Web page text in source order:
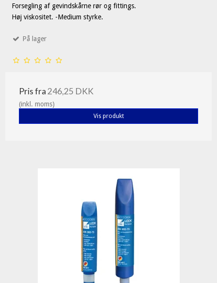
Forsegling af gevindskårne rør og fittings.
Høj viskositet. -Medium styrke.
På lager
Pris fra 246,25 DKK
(inkl. moms)
Vis produkt